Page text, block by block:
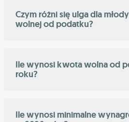
Czym różni się ulga dla
wolnej od podatku?
Ile wynosi kwota wolna od
roku?
Ile wynosi minimalne